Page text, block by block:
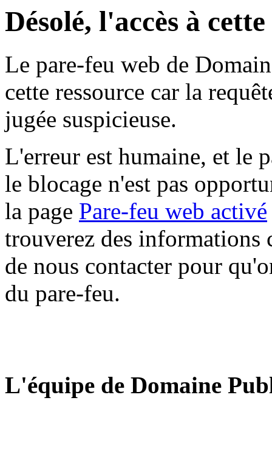
Désolé, l'accès à
Le pare-feu web de
cette ressource car la
jugée suspicieuse.
L'erreur est humaine, et le
le blocage n'est pas
la page Pare-feu web activé
trouverez des informations
de nous contacter pour
du pare-feu.
L'équipe de Domaine